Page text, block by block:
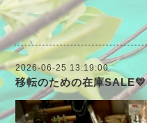
2026-06-25 13:19:00
移転のための在庫SALE💛